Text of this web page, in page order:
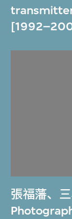
張福藩、